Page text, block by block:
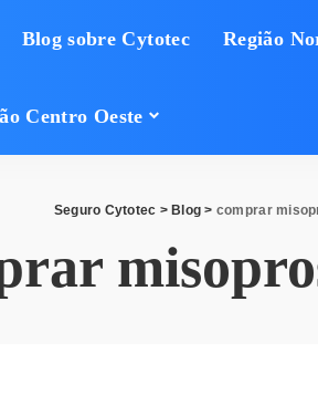
Blog sobre Cytotec Região
Centro Oeste
Seguro Cytotec > Blog > comprar